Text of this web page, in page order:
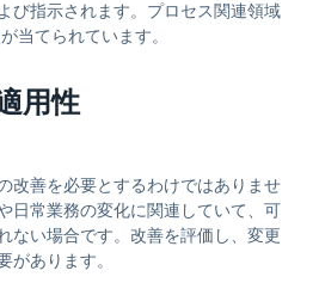
び指示されます。プロセス関連領域
当てられています。
用性
改善を必要とするわけではありませ
日常業務の変化に関連していて、可
ない場合です。改善を評価し、変更
があります。